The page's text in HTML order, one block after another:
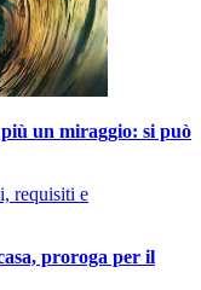
un miraggio: si può
proroga per il